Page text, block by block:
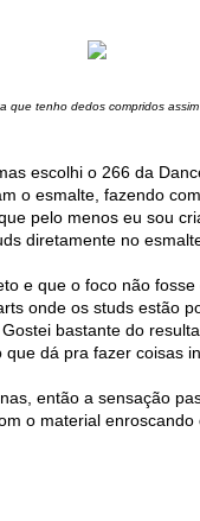
que tenho dedos compridos
escolhi o 266 da
o esmalte, fazendo
pelo menos eu sou
diretamente no
e que o foco não
onde os studs estão
bastante do
dá pra fazer coisas
então a sensação
o material